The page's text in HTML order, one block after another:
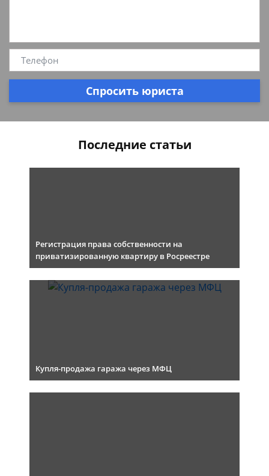
Спросить юриста
Последние статьи
Регистрация права собственности на
приватизированную квартиру в Росреестре
Купля-продажа гаража через МФЦ